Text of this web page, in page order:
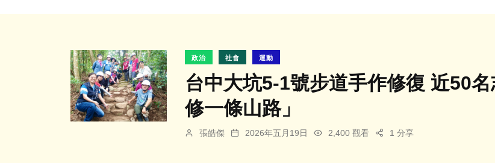
政治 社會 運動
台中大坑5-1號步道手作修復 近50
修一條山路」
張皓傑 2026年五月19日 2,400 觀看 1 分享